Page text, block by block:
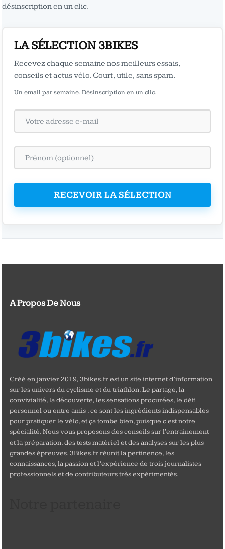
désinscription en un clic.
LA SÉLECTION 3BIKES
Recevez chaque semaine nos meilleurs essais,
conseils et actus vélo. Court, utile, sans spam.
Un email par semaine. Désinscription en un clic.
RECEVOIR LA SÉLECTION
A Propos De Nous
Créé en janvier 2019, 3bikes.fr est un site internet d’information
sur les univers du cyclisme et du triathlon. Le partage, la
convivialité, la découverte, les sensations procurées, le défi
personnel ou entre amis : ce sont les ingrédients indispensables
pour pratiquer le vélo, et ça tombe bien, puisque c'est notre
spécialité. Nous vous proposons des conseils sur l'entrainement
et la préparation, des tests matériel et des analyses sur les plus
grandes épreuves. 3Bikes.fr réunit la pertinence, les
connaissances, la passion et l’expérience de trois journalistes
professionnels et de contributeurs très expérimentés.